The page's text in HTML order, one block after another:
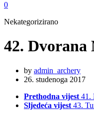
0
Nekategorizirano
42. Dvorana
by admin_archery
26. studenoga 2017
Prethodna vijest 41.
Sljedeća vijest 43.